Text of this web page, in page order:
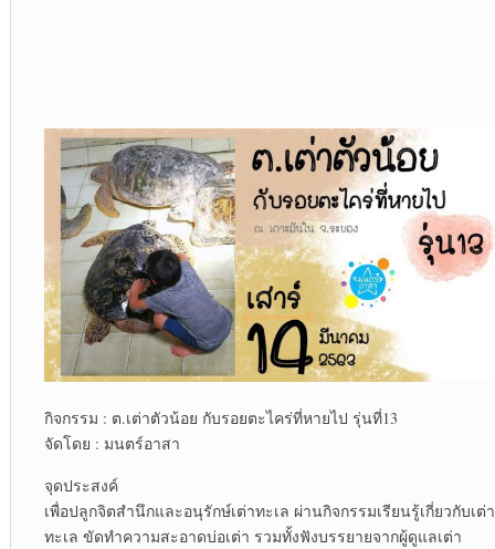
กิจกรรม : ต.เต่าตัวน้อย กับรอยตะไคร่ที่หายไป รุ่นที่13
จัดโดย : มนตร์อาสา
จุดประสงค์
เพื่อปลูกจิตสำนึกและอนุรักษ์เต่าทะเล ผ่านกิจกรรมเรียนรู้เกี่ยวกับเต่า
ทะเล ขัดทำความสะอาดบ่อเต่า รวมทั้งฟังบรรยายจากผู้ดูแลเต่า